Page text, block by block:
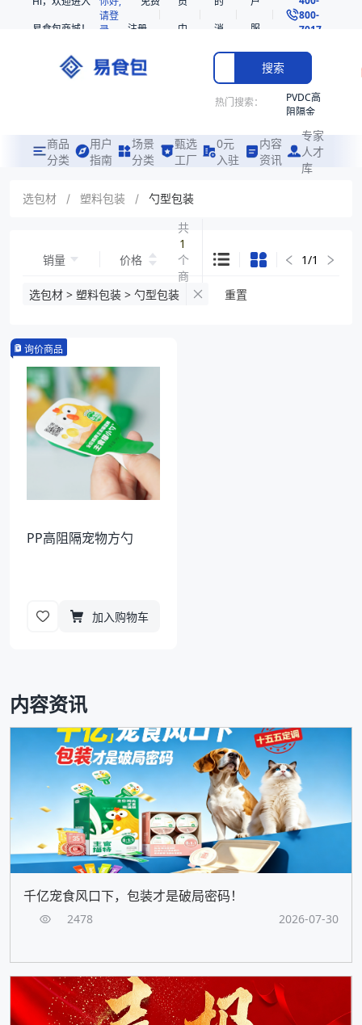
易食包商城！
请登
录
注册
中
消
息
服
务
800-
7017
搜索
热门搜索：
PVDC高
阻隔金
共挤热
收缩袋
221360
商品
分类
用户
指南
场景
分类
甄选
工厂
0元
入驻
内容
资讯
专家
人才
库
选包材 / 塑料包装 / 勺型包装
销量 价格
共
1
个
商
品
1/1
选包材 > 塑料包装 > 勺型包装 重置
询价商品
PP高阻隔宠物方勺
加入购物车
内容资讯
千亿宠食风口下，包装才是破局密码！
2478 2026-07-30